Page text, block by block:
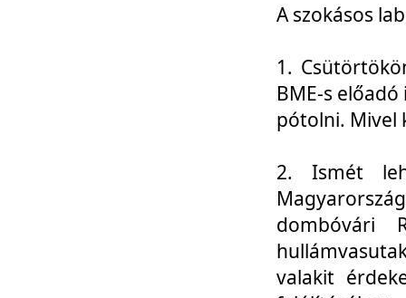
A szokásos
1.
BME-s
pótolni. Mivel
2. Ismét
dombóvári
valakit